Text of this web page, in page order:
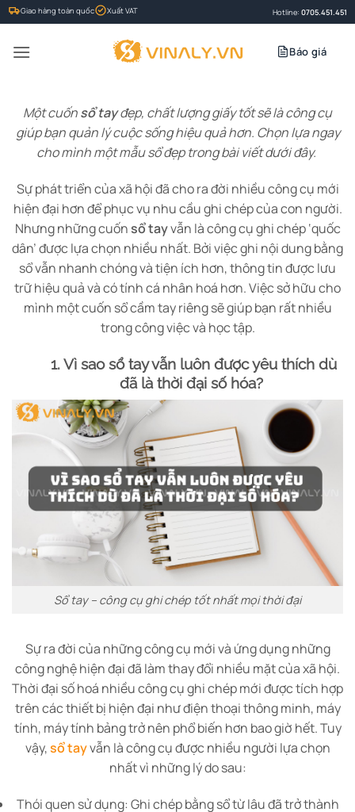
Bỏ
qua
nội
Giao hàng toàn quốc Xuất VAT Hotline: 0705.451.451
Báo giá
Một cuốnsổ tayđẹp, chất lượng giấy tốt sẽ là công cụ
giúp bạn quản lý cuộc sống hiệu quả hơn. Chọn lựa ngay
cho mình một mẫu sổ đẹp trong bài viết dưới đây.
Sự phát triển của xã hội đã cho ra đời nhiều công cụ mới
hiện đại hơn để phục vụ nhu cầu ghi chép của con người.
Nhưng những cuốn sổ tayvẫn là công cụ ghi chép ‘quốc
dân’ được lựa chọn nhiều nhất. Bởi việc ghi nội dung bằng
sổ vẫn nhanh chóng và tiện ích hơn, thông tin được lưu
trữ hiệu quả và có tính cá nhân hoá hơn. Việc sở hữu cho
mình một cuốn sổ cầm tay riêng sẽ giúp bạn rất nhiều
trong công việc và học tập.
1. Vì sao sổ tay vẫn luôn được yêu thích dù
đã là thời đại số hóa?
Sổ tay – công cụ ghi chép tốt nhất mọi thời đại
Sự ra đời của những công cụ mới và ứng dụng những
công nghệ hiện đại đã làm thay đổi nhiều mặt của xã hội.
Thời đại số hoá nhiều công cụ ghi chép mới được tích hợp
trên các thiết bị hiện đại như điện thoại thông minh, máy
tính, máy tính bảng trở nên phổ biến hơn bao giờ hết. Tuy
vậy,sổ tayvẫn là công cụ được nhiều người lựa chọn
nhất vì những lý do sau:
Thói quen sử dụng: Ghi chép bằng sổ từ lâu đã trở thành